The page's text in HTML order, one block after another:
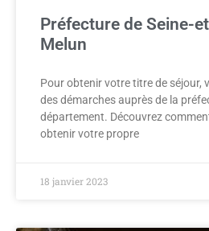
Préfecture de Seine-
Melun
Pour obtenir votre titre de séjour,
des démarches auprès de la
département. Découvrez
obtenir votre propre
18 janvier 2023